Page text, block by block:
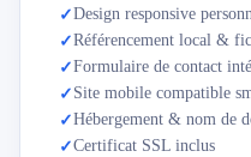
✓Design responsive
✓Référencement local &
✓Formulaire de contact
✓ Site mobile compatible
✓Hébergement & nom de
✓Certificat SSL inclus